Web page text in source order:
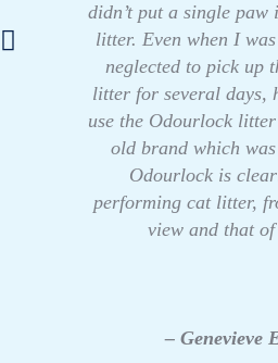
didn’t put a single
litter. Even when I
neglected to pick up
litter for several days,
use the Odourlock
old brand which
Odourlock is
performing cat litter,
view and that
– Genevieve